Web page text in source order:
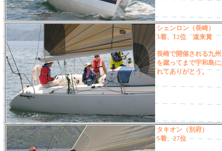
シェンロン（長崎）
3着、12位 遠来賞
長崎で開催される九
を蹴ってまで宇和島
れてありがとう。
タキオン（別府）
5着、27位